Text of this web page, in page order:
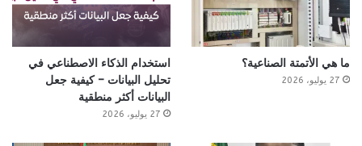
ما هي الأتمتة الصناعية؟
27 يوليو، 2026
استخدام الذكاء الاصطناعي في
تحليل البيانات – كيفية جعل
البيانات أكثر منطقية
27 يوليو، 2026